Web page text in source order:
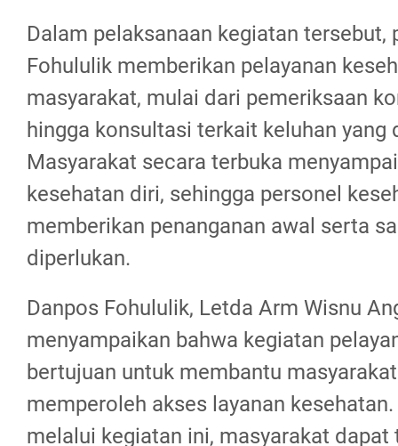
Dalam pelaksanaan kegiatan tersebut,
Fohululik memberikan pelayanan
masyarakat, mulai dari pemeriksaan
hingga konsultasi terkait keluhan yang
Masyarakat secara terbuka
kesehatan diri, sehingga personel
memberikan penanganan awal serta
diperlukan.
Danpos Fohululik, Letda Arm Wisnu
menyampaikan bahwa kegiatan
bertujuan untuk membantu
memperoleh akses layanan kesehatan.
melalui kegiatan ini, masyarakat dapat